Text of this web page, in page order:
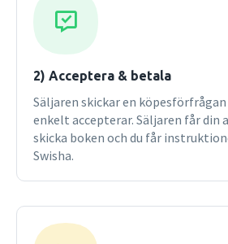
2) Acceptera & betala
Säljaren skickar en
enkelt accepterar. Säljaren får din
skicka boken och du får
Swisha.